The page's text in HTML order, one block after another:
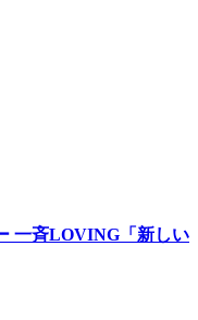
一斉LOVING「新しい